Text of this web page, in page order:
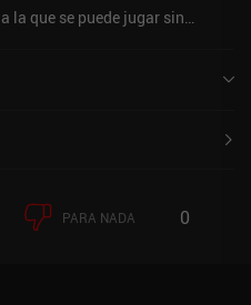
la que se puede jugar sin
de iOS.
PARA NADA 0